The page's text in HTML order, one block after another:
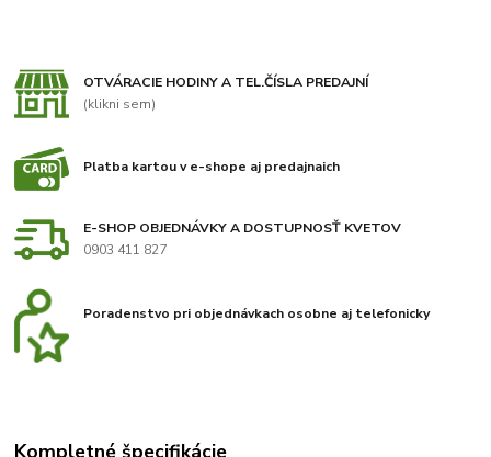
OTVÁRACIE HODINY A TEL.ČÍSLA PREDAJNÍ
(klikni sem)
Platba kartou v e-shope aj predajnaich
E-SHOP OBJEDNÁVKY A DOSTUPNOSŤ KVETOV
0903 411 827
Poradenstvo pri objednávkach osobne aj telefonicky
Kompletné špecifikácie